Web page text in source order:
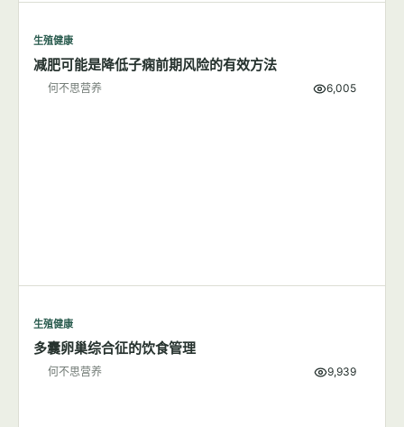
生殖健康
减肥可能是降低子痫前期风险的有效方法
何不思营养 6,005
生殖健康
多囊卵巢综合征的饮食管理
何不思营养 9,939